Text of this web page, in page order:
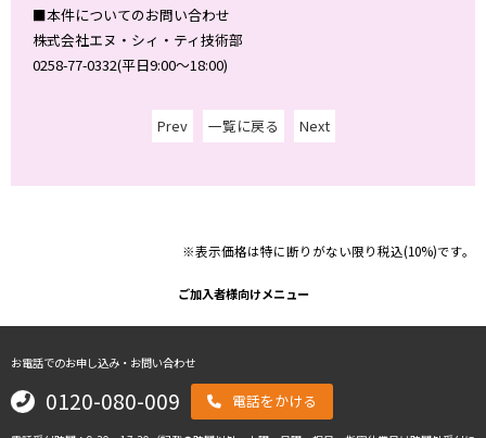
■本件についてのお問い合わせ
株式会社エヌ・シィ・ティ技術部
0258-77-0332(平日9:00～18:00)
Prev 一覧に戻る Next
※表示価格は特に断りがない限り税込(10%)です。
ご加入者様向けメニュー
お電話でのお申し込み・お問い合わせ
0120-080-009 電話をかける